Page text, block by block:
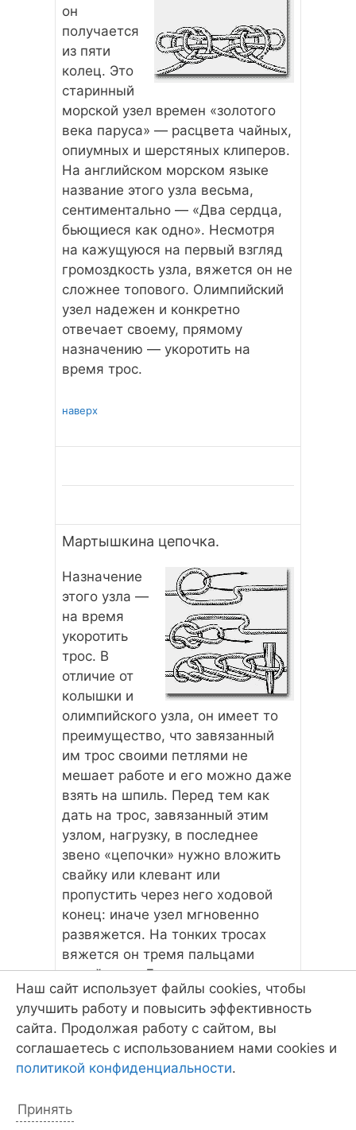
он
получается
из пяти
колец. Это
старинный
морской узел времен «золотого
века паруса» — расцвета чайных,
опиумных и шерстяных клиперов.
На английском морском языке
название этого узла весьма,
сентиментально — «Два сердца,
бьющиеся как одно». Несмотря
на кажущуюся на первый взгляд
громоздкость узла, вяжется он не
сложнее топового. Олимпийский
узел надежен и конкретно
отвечает своему, прямому
назначению — укоротить на
время трос.
наверх
Мартышкина цепочка.
Назначение
этого узла —
на время
укоротить
трос. В
отличие от
колышки и
олимпийского узла, он имеет то
преимущество, что завязанный
им трос своими петлями не
мешает работе и его можно даже
взять на шпиль. Перед тем как
дать на трос, завязанный этим
узлом, нагрузку, в последнее
звено «цепочки» нужно вложить
свайку или клевант или
пропустить через него ходовой
конец: иначе узел мгновенно
развяжется. На тонких тросах
вяжется он тремя пальцами
одной руки. Делается это
следующим образом. Отступив
примерно 10 сантиметров от
ходового конца троса, сделайте
петлю диаметром 5 — 6
сантиметров. Удерживая
пальцами левой руки, введите в
Наш сайт использует файлы cookies, чтобы
улучшить работу и повысить эффективность
сайта. Продолжая работу с сайтом, вы
соглашаетесь с использованием нами cookies и
политикой конфиденциальности.
Принять